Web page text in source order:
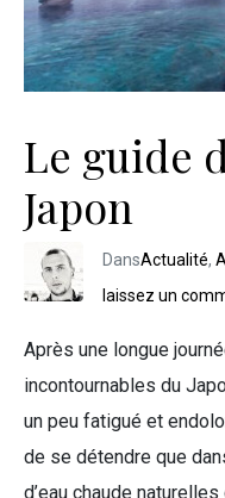
DansActualité,
laissez un
Le guide
Japon
Après une longue
incontournables du
un peu fatigué et
de se détendre que
d’eau chaude